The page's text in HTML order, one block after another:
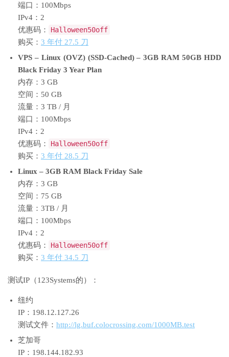
端口：100Mbps
IPv4：2
优惠码：
Halloween50off
购买： 3 年付 27.5 刀
VPS – Linux (OVZ) (SSD-Cached) – 3GB RAM 50GB HDD
Black Friday 3 Year Plan
内存：3 GB
空间：50 GB
流量：3 TB / 月
端口：100Mbps
IPv4：2
优惠码：
Halloween50off
购买： 3 年付 28.5 刀
Linux – 3GB RAM Black Friday Sale
内存：3 GB
空间：75 GB
流量：3TB / 月
端口：100Mbps
IPv4：2
优惠码：
Halloween50off
购买： 3 年付 34.5 刀
测试IP（123Systems的）：
纽约
IP：198.12.127.26
测试文件： http://lg.buf.colocrossing.com/1000MB.test
芝加哥
IP：198.144.182.93